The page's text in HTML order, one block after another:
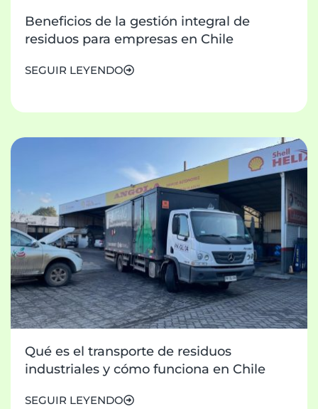
Beneficios de la gestión integral de
residuos para empresas en Chile
SEGUIR LEYENDO
Qué es el transporte de residuos
industriales y cómo funciona en Chile
SEGUIR LEYENDO